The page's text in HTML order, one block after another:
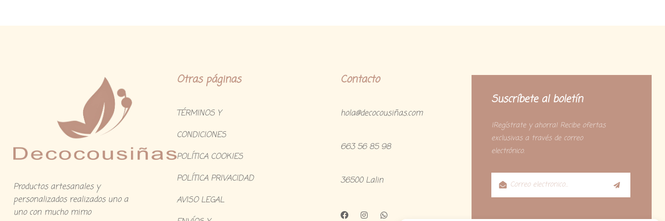
Productos artesanales y
personalizados realizados uno a
uno con mucho mimo
Otras páginas
TÉRMINOS Y
CONDICIONES
POLÍTICA COOKIES
POLÍTICA PRIVACIDAD
AVISO LEGAL
Contacto
hola@decocousiñas.com
663 56 85 98
36500 Lalin
Suscríbete al boletín
¡Regístrate y ahorra! Recibe ofertas
exclusivas a través de correo
electrónico.